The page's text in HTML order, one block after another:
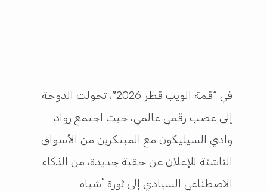
في “قمة الويب قطر 2026″، تحولت الدوحة
إلى عصب رقمي عالمي، حيث اجتمع رواد
وادي السيليكون مع المبتكرين من الأسواق
الناشئة للإعلان عن حقبة جديدة، من الذكاء
الاصطناعي السيادي إلى ثورة أشباه